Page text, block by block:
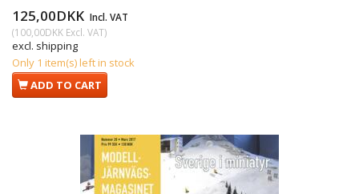
125,00DKK Incl. VAT
(100,00DKK Excl. VAT)
excl. shipping
Only 1 item(s) left in stock
ADD TO CART